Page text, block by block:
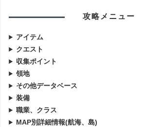
攻略メニュー
アイテム
クエスト
収集ポイント
領地
その他データベース
装備
職業、クラス
MAP別詳細情報(航海、島)